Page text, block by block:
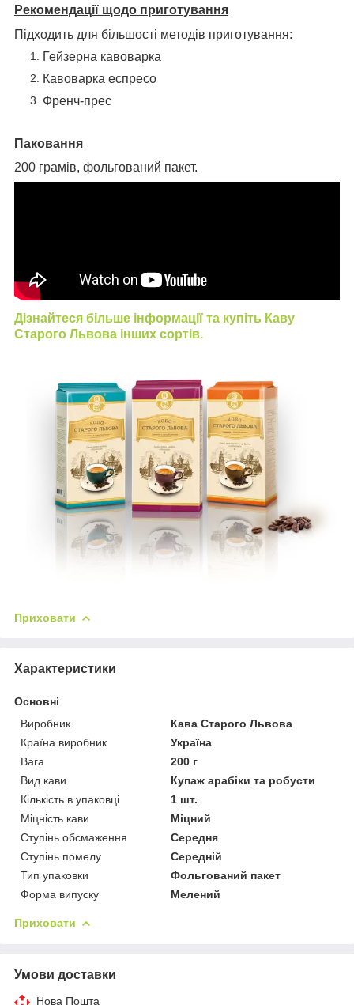
Рекомендації щодо приготування
Підходить для більшості методів приготування:
Гейзерна кавоварка
Кавоварка еспресо
Френч-прес
Паковання
200 грамів, фольгований пакет.
Дізнайтеся більше інформації та купіть Каву
Старого Львова інших сортів.
Приховати
Характеристики
Основні
Виробник
Кава Старого Львова
Країна виробник
Україна
Вага
200 г
Вид кави
Купаж арабіки та робусти
Кількість в упаковці
1 шт.
Міцність кави
Міцний
Ступінь обсмаження
Середня
Ступінь помелу
Середній
Тип упаковки
Фольгований пакет
Форма випуску
Мелений
Приховати
Умови доставки
Нова Пошта